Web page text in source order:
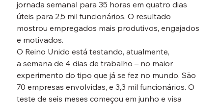
jornada semanal para 35 horas em quatro dias
úteis para 2,5 mil funcionários. O resultado
mostrou empregados mais produtivos, engajados
e motivados.
O Reino Unido está testando, atualmente,
a semana de 4 dias de trabalho – no maior
experimento do tipo que já se fez no mundo. São
70 empresas envolvidas, e 3,3 mil funcionários. O
teste de seis meses começou em junho e visa